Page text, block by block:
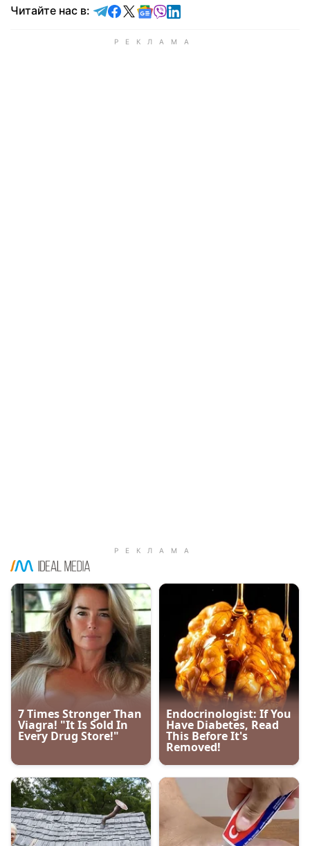
Читайте нас в: Читайте в Telegram
Читайте в Facebook
Читайте в X
Читайте в Google news
Читайте в Viber
Читайте в LinkedIn